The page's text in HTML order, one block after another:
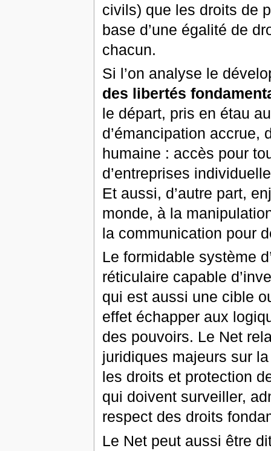
civils) que les droits de
base d’une égalité de
chacun.
Si l’on analyse le
des libertés
le départ, pris en étau
d’émancipation accrue,
humaine : accès pour
d’entreprises
Et aussi, d’autre part,
monde, à la
la communication pour
Le formidable système
réticulaire capable
qui est aussi une cible
effet échapper aux
des pouvoirs. Le Net
juridiques majeurs sur
les droits et protection
qui doivent surveiller,
respect des droits
Le Net peut aussi être